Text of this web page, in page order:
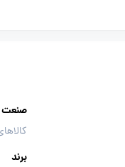
صنعت
برند